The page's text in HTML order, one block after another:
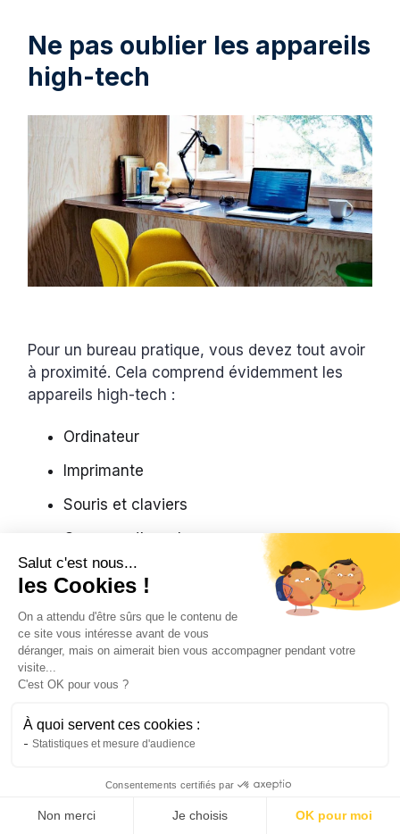
Ne pas oublier les appareils
high-tech
Pour un bureau pratique, vous devez tout avoir
à proximité. Cela comprend évidemment les
appareils high-tech :
Ordinateur
Imprimante
Souris et claviers
Casques d’appel
Webcam
Etc.
Prévoyez un espace pour l’ensemble de ces
bureau. Une seconde table ne serait pas du
luxe.
Quelques conseils
Salut c'est nous...
les Cookies !
On a attendu d'être sûrs que le contenu de
ce site vous intéresse avant de vous
déranger, mais on aimerait bien vous accompagner pendant votre
visite...
C'est OK pour vous ?
À quoi servent ces cookies :
Statistiques et mesure d'audience
Consentements certifiés par
Non merci Je choisis OK pour moi